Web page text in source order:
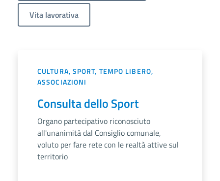
Vita lavorativa
CULTURA, SPORT, TEMPO LIBERO,
ASSOCIAZIONI
Consulta dello Sport
Organo partecipativo riconosciuto
all'unanimità dal Consiglio comunale,
voluto per fare rete con le realtà attive sul
territorio